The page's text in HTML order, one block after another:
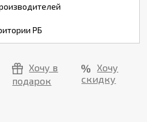
РБ
Хочу в
подарок
Хочу
скидку